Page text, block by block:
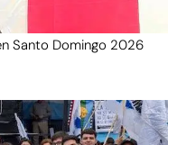
Santo Domingo 2026